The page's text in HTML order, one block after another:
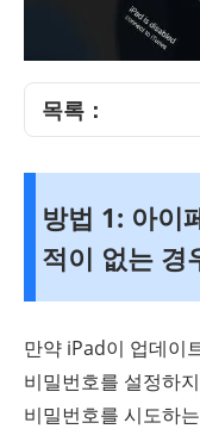
목록：
방법 1: 아이
적이 없는 경
만약 iPad이 업데이
비밀번호를 설정하
비밀번호를 시도하